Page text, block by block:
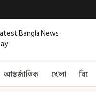
আন্তর্জাতিক খেলা